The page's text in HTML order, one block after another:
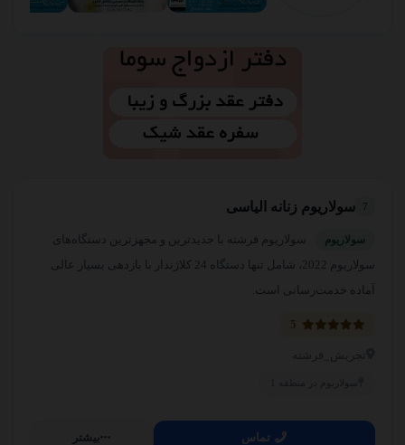
7 سولاریوم زنانه الیاسی
سولاریوم
سولاریوم فرشته با جدیدترین و مجهزترین دستگاه‌های
سولاریوم 2022، شامل تنها دستگاه 24 کلاژندار با بازدهی بسیار عالی
آماده خدمت‌رسانی است.
تماس بیشتر